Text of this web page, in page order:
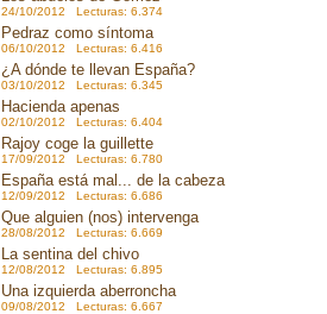
24/10/2012 Lecturas: 6.374
Pedraz como síntoma
06/10/2012 Lecturas: 6.416
¿A dónde te llevan España?
03/10/2012 Lecturas: 6.345
Hacienda apenas
02/10/2012 Lecturas: 6.404
Rajoy coge la guillette
17/09/2012 Lecturas: 6.780
España está mal... de la cabeza
12/09/2012 Lecturas: 6.686
Que alguien (nos) intervenga
28/08/2012 Lecturas: 6.669
La sentina del chivo
12/08/2012 Lecturas: 6.895
Una izquierda aberroncha
09/08/2012 Lecturas: 6.667